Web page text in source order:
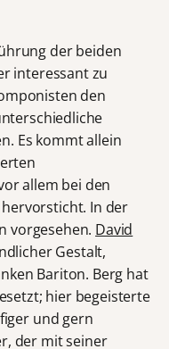
der beiden
interessant zu
den
Es kommt allein
allem bei den
In der
vorgesehen. David
Gestalt,
Bariton. Berg hat
hier begeisterte
und gern
der mit seiner